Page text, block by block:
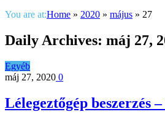
You are at:Home » 2020 » május » 27
Daily Archives: máj 27,
Egyéb
máj 27, 2020 0
Lélegeztőgép beszerzés